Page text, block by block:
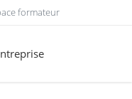
formateur